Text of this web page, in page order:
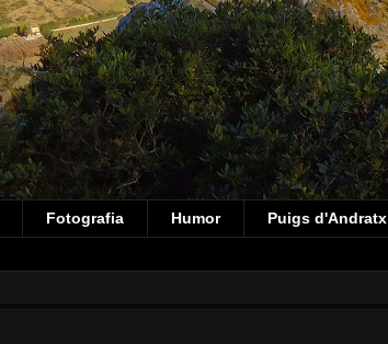
Fotografia Humor Puigs d'Andratx